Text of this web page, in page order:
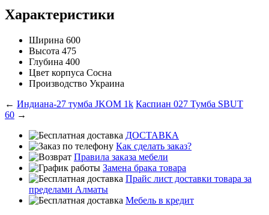
Характеристики
Ширина 600
Высота 475
Глубина 400
Цвет корпуса Сосна
Производство Украина
← Индиана-27 тумба JKOM 1k Каспиан 027 Тумба SBUT
60 →
ДОСТАВКА
Как сделать заказ?
Правила заказа мебели
Замена брака товара
Прайс лист доставки товара за
пределами Алматы
Мебель в кредит